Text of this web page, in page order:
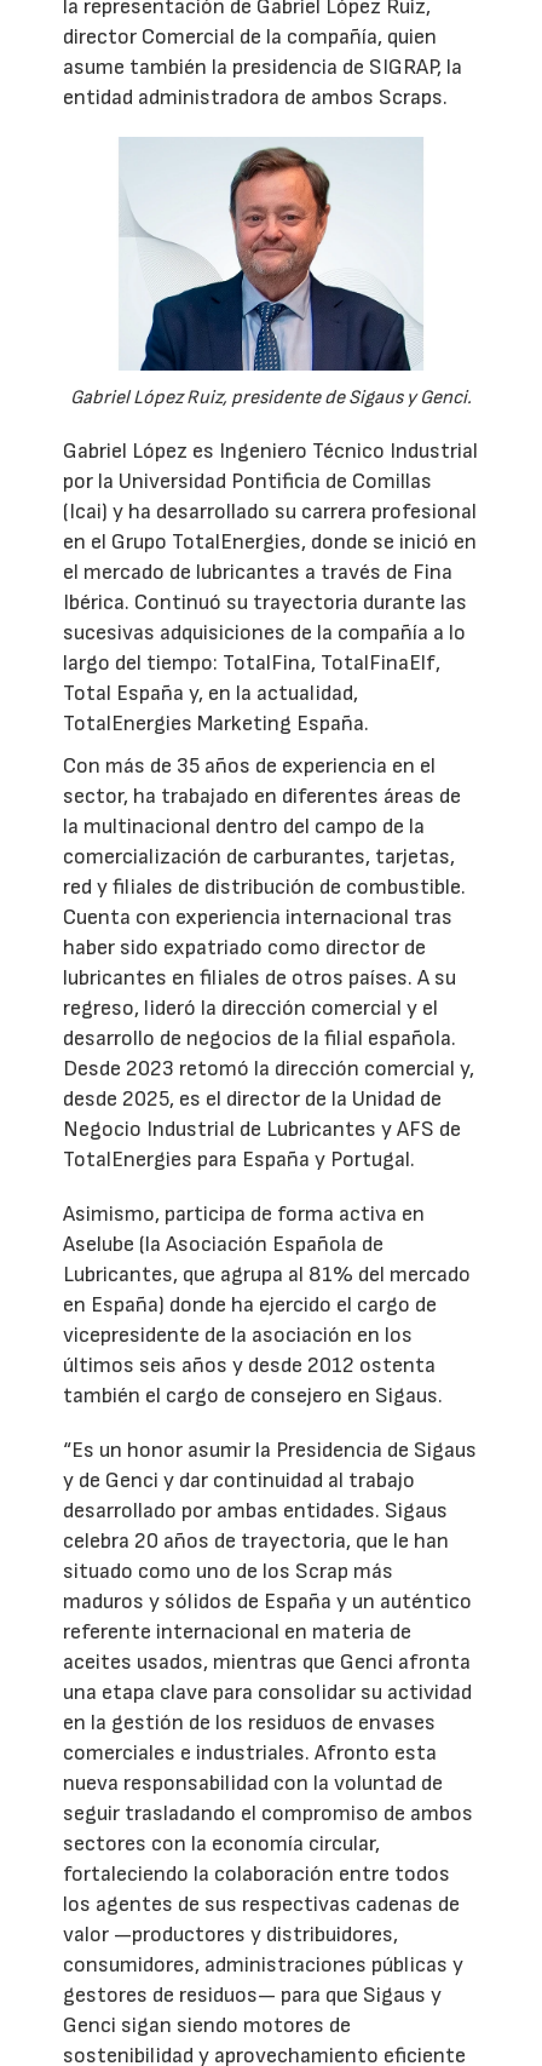
la representación de Gabriel López Ruiz,
director Comercial de la compañía, quien
asume también la presidencia de SIGRAP, la
entidad administradora de ambos Scraps.
Gabriel López Ruiz, presidente de Sigaus y Genci.
Gabriel López es Ingeniero Técnico Industrial
por la Universidad Pontificia de Comillas
(Icai) y ha desarrollado su carrera profesional
en el Grupo TotalEnergies, donde se inició en
el mercado de lubricantes a través de Fina
Ibérica. Continuó su trayectoria durante las
sucesivas adquisiciones de la compañía a lo
largo del tiempo: TotalFina, TotalFinaElf,
Total España y, en la actualidad,
TotalEnergies Marketing España.
Con más de 35 años de experiencia en el
sector, ha trabajado en diferentes áreas de
la multinacional dentro del campo de la
comercialización de carburantes, tarjetas,
red y filiales de distribución de combustible.
Cuenta con experiencia internacional tras
haber sido expatriado como director de
lubricantes en filiales de otros países. A su
regreso, lideró la dirección comercial y el
desarrollo de negocios de la filial española.
Desde 2023 retomó la dirección comercial y,
desde 2025, es el director de la Unidad de
Negocio Industrial de Lubricantes y AFS de
TotalEnergies para España y Portugal.
Asimismo, participa de forma activa en
Aselube (la Asociación Española de
Lubricantes, que agrupa al 81% del mercado
en España) donde ha ejercido el cargo de
vicepresidente de la asociación en los
últimos seis años y desde 2012 ostenta
también el cargo de consejero en Sigaus.
“Es un honor asumir la Presidencia de Sigaus
y de Genci y dar continuidad al trabajo
desarrollado por ambas entidades. Sigaus
celebra 20 años de trayectoria, que le han
situado como uno de los Scrap más
maduros y sólidos de España y un auténtico
referente internacional en materia de
aceites usados, mientras que Genci afronta
una etapa clave para consolidar su actividad
en la gestión de los residuos de envases
comerciales e industriales. Afronto esta
nueva responsabilidad con la voluntad de
seguir trasladando el compromiso de ambos
sectores con la economía circular,
fortaleciendo la colaboración entre todos
los agentes de sus respectivas cadenas de
valor —productores y distribuidores,
consumidores, administraciones públicas y
gestores de residuos— para que Sigaus y
Genci sigan siendo motores de
sostenibilidad y aprovechamiento eficiente